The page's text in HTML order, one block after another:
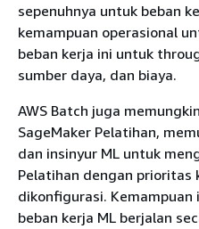
sepenuhnya untuk beban
kemampuan operasional
beban kerja ini untuk
sumber daya, dan biaya.
AWS Batch juga
SageMaker Pelatihan,
dan insinyur ML untuk
Pelatihan dengan prioritas
dikonfigurasi. Kemampuan
beban kerja ML berjalan